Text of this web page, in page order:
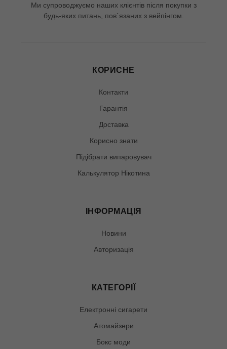
Ми супроводжуємо наших клієнтів після покупки з
будь-яких питань, пов`язаних з вейпінгом.
КОРИСНЕ
Контакти
Гарантія
Доставка
Корисно знати
Підібрати випаровувач
Калькулятор Нікотина
ІНФОРМАЦІЯ
Новини
Авторизація
КАТЕГОРІЇ
Електронні сигарети
Атомайзери
Бокс моди